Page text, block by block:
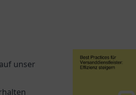
unser